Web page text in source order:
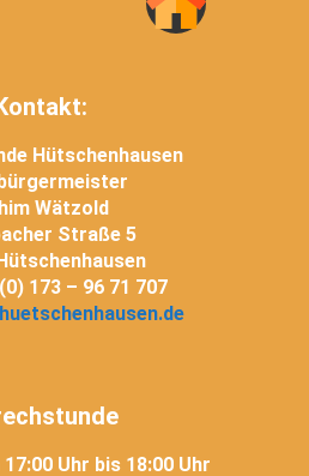
Hütschenhausen
Wätzold
Straße 5
173 – 96 71 707
Uhr bis 18:00 Uhr